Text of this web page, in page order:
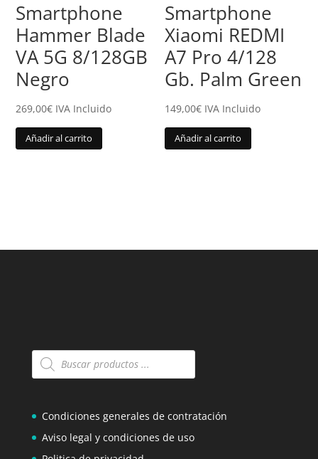
Smartphone
Hammer Blade
VA 5G 8/128GB
Negro
269,00€ IVA Incluido
Añadir al carrito
Smartphone
Xiaomi REDMI
A7 Pro 4/128
Gb. Palm Green
149,00€ IVA Incluido
Añadir al carrito
Búsqueda
de
Condiciones generales de contratación
Aviso legal y condiciones de uso